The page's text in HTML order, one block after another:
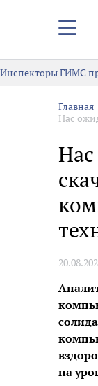
меню
Инспекторы ГИМС
Главная
Нас
на